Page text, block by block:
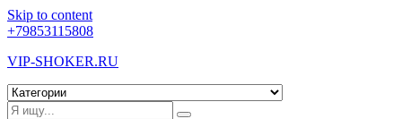
Skip to content
+79853115808
VIP-SHOKER.RU